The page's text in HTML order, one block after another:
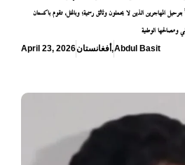
المهاجرين الذين لا يحملون وثائق رسمية؛ وبالمثل، تقوم باكستان
ومصالحها الوطنية
April 23, 2026أفغانستان,Abdul Basit